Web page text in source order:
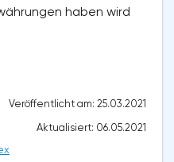
haben wird
Veröffentlicht am: 25.03.2021
Aktualisiert: 06.05.2021